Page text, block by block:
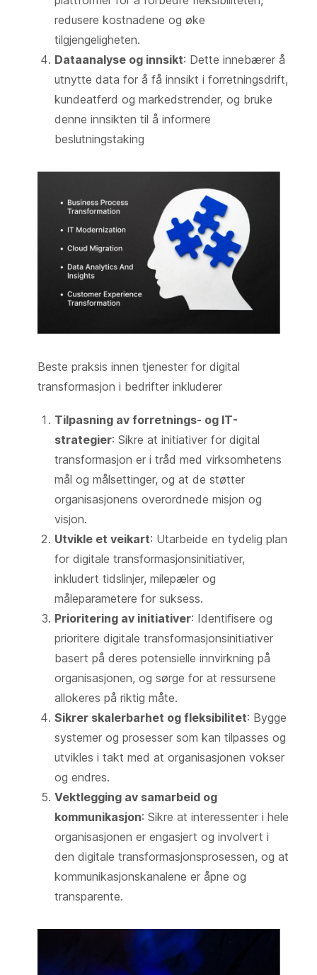
redusere kostnadene og øke
tilgjengeligheten.
Dataanalyse og innsikt: Dette innebærer å
utnytte data for å få innsikt i forretningsdrift,
kundeatferd og markedstrender, og bruke
denne innsikten til å informere
beslutningstaking
Beste praksis innen tjenester for digital
transformasjon i bedrifter inkluderer
Tilpasning av forretnings- og IT-
strategier: Sikre at initiativer for digital
transformasjon er i tråd med virksomhetens
mål og målsettinger, og at de støtter
organisasjonens overordnede misjon og
visjon.
Utvikle et veikart: Utarbeide en tydelig plan
for digitale transformasjonsinitiativer,
inkludert tidslinjer, milepæler og
måleparametere for suksess.
Prioritering av initiativer: Identifisere og
prioritere digitale transformasjonsinitiativer
basert på deres potensielle innvirkning på
organisasjonen, og sørge for at ressursene
allokeres på riktig måte.
Sikrer skalerbarhet og fleksibilitet: Bygge
systemer og prosesser som kan tilpasses og
utvikles i takt med at organisasjonen vokser
og endres.
Vektlegging av samarbeid og
kommunikasjon: Sikre at interessenter i hele
organisasjonen er engasjert og involvert i
den digitale transformasjonsprosessen, og at
kommunikasjonskanalene er åpne og
transparente.